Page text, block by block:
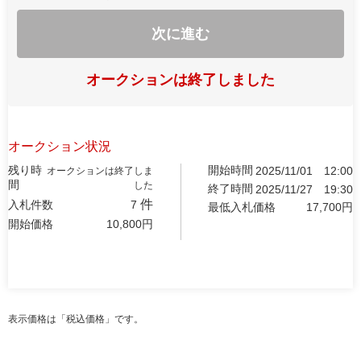
次に進む
オークションは終了しました
オークション状況
残り時
間
オークションは終了しま
した
入札件数 7 件
開始価格 10,800円
開始時間 2025/11/01
12:00
終了時間 2025/11/27
19:30
最低入札価格
17,700円
表示価格は「税込価格」です。